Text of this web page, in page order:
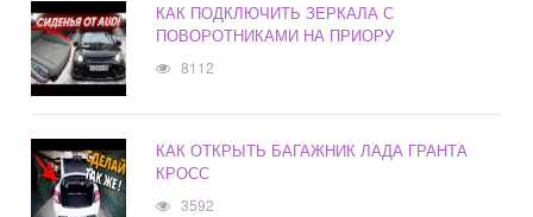
КАК ПОДКЛЮЧИТЬ ЗЕРКАЛА С
ПОВОРОТНИКАМИ НА ПРИОРУ
8112
КАК ОТКРЫТЬ БАГАЖНИК ЛАДА ГРАНТА
КРОСС
3592